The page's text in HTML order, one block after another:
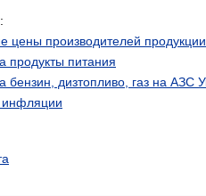
цены производителей продукции
продукты питания
бензин, дизтопливо, газ на АЗС
инфляции